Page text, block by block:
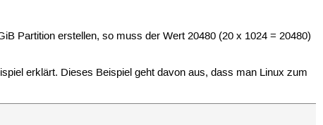
Partition erstellen, so muss der Wert 20480 (20 x 1024 = 20480)
erklärt. Dieses Beispiel geht davon aus, dass man Linux zum